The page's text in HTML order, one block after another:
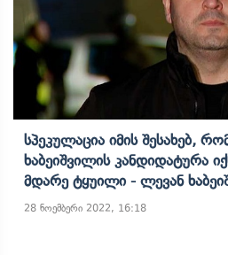
Სპეკულაცია Იმის Შესახებ,
Ხაბეიშვილის Კანდიდატურა
Მდარე Ტყუილი - Ლევან
28 ნოემბერი 2022, 16:18